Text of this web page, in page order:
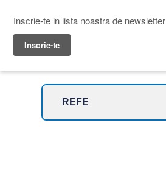
Menu
Prime Transaction